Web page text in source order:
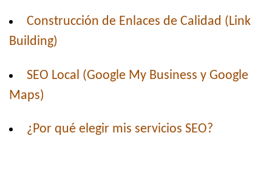
Construcción de Enlaces de Calidad (Link
Building)
SEO Local (Google My Business y Google
Maps)
¿Por qué elegir mis servicios SEO?